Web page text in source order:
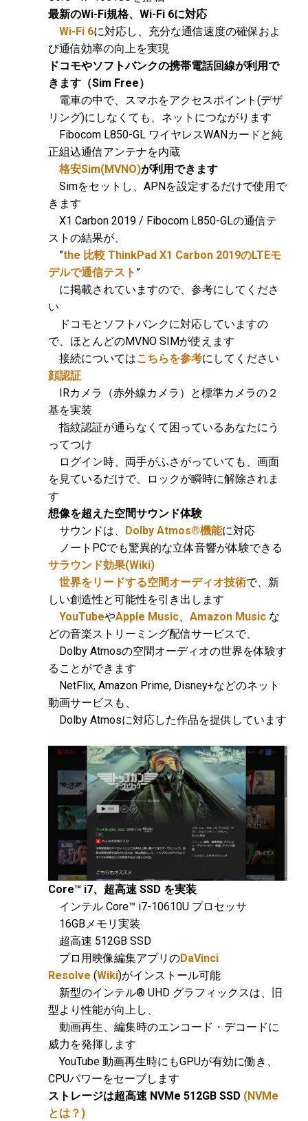
最新のWi-Fi規格、Wi-Fi 6に対応
Wi-Fi 6に対応し、充分な通信速度の確保およ
び通信効率の向上を実現
ドコモやソフトバンクの携帯電話回線が利用で
きます（Sim Free）
電車の中で、スマホをアクセスポイント(デザ
リング)にしなくても、ネットにつながります
Fibocom L850-GL ワイヤレスWANカードと純
正組込通信アンテナを内蔵
格安Sim(MVNO)が利用できます
Simをセットし、APNを設定するだけで使用で
きます
X1 Carbon 2019 / Fibocom L850-GLの通信テ
ストの結果が、
”the 比較 ThinkPad X1 Carbon 2019のLTEモ
デルで通信テスト ”
に掲載されていますので、参考にしてくださ
い
ドコモとソフトバンクに対応していますの
で、ほとんどのMVNO SIMが使えます
接続についてはこちらを参考にしてください
顔認証
IRカメラ（赤外線カメラ）と標準カメラの２
基を実装
指紋認証が通らなくて困っているあなたにう
ってつけ
ログイン時、両手がふさがっていても、画面
を見ているだけで、ロックが瞬時に解除されま
す
想像を超えた空間サウンド体験
サウンドは、
Dolby Atmos®機能に対応
ノートPCでも驚異的な立体音響が体験できる
サラウンド効果(Wiki)
世界をリードする空間オーディオ技術で、新
しい創造性と可能性を引き出します
YouTubeやApple Music、 Amazon Music な
どの音楽ストリーミング配信サービスで、
Dolby Atmosの空間オーディオの世界を体験す
ることができます
NetFlix, Amazon Prime, Disney+などのネット
動画サービスも、
Dolby Atmosに対応した作品を提供しています
Core™ i7、超高速 SSD を実装
インテル Core™ i7-10610U プロセッサ
16GBメモリ実装
超高速 512GB SSD
プロ用映像編集アプリのDaVinci
Resolve (Wiki)がインストール可能
新型のインテル® UHD グラフィックスは、旧
型より性能が向上し、
動画再生、編集時のエンコード・デコードに
威力を発揮します
YouTube 動画再生時にもGPUが有効に働き、
CPUパワーをセーブします
ストレージは超高速 NVMe 512GB SSD (NVMe
とは？)